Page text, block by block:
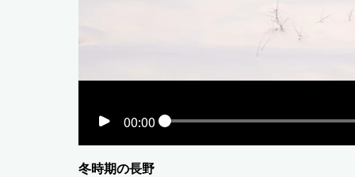
00:00
冬時期の長野